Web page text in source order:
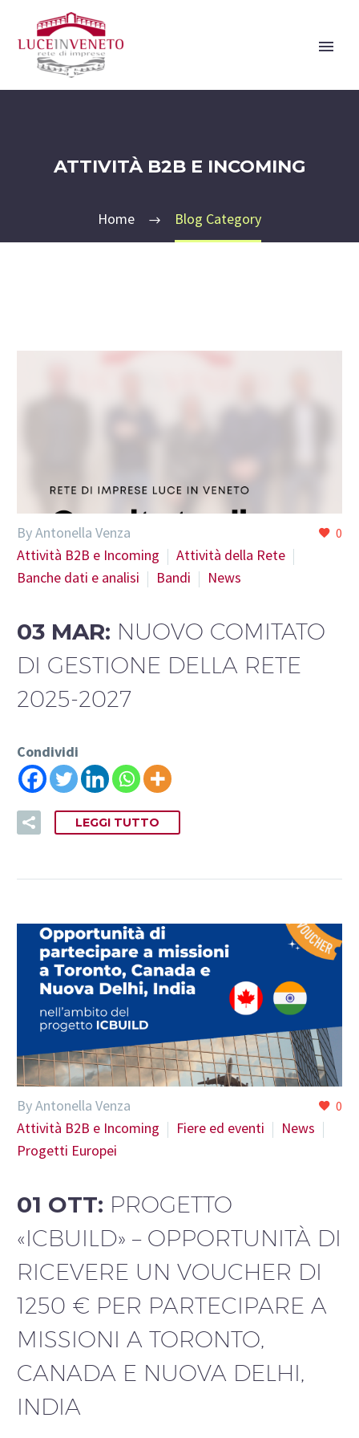
ATTIVITÀ B2B E INCOMING
Home Blog Category
0
By Antonella Venza
Attività B2B e Incoming
Attività della Rete
Banche dati e analisi
Bandi News
03 MAR: NUOVO COMITATO
DI GESTIONE DELLA RETE
2025-2027
Condividi
LEGGI TUTTO
0
By Antonella Venza
Attività B2B e Incoming
Fiere ed eventi
News
Progetti Europei
01 OTT: PROGETTO
«ICBUILD» – OPPORTUNITÀ DI
RICEVERE UN VOUCHER DI
1250 € PER PARTECIPARE A
MISSIONI A TORONTO,
CANADA E NUOVA DELHI,
INDIA